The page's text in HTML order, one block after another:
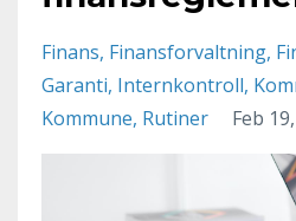
Finans Finansforvaltning
Garanti Internkontroll
Kommune Rutiner Feb